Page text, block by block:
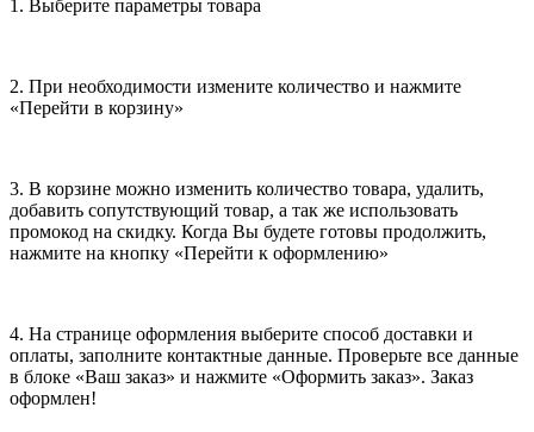
1. Выберите параметры товара
2. При необходимости измените количество и нажмите
«Перейти в корзину»
3. В корзине можно изменить количество товара, удалить,
добавить сопутствующий товар, а так же использовать
промокод на скидку. Когда Вы будете готовы продолжить,
нажмите на кнопку «Перейти к оформлению»
4. На странице оформления выберите способ доставки и
оплаты, заполните контактные данные. Проверьте все данные
в блоке «Ваш заказ» и нажмите «Оформить заказ». Заказ
оформлен!